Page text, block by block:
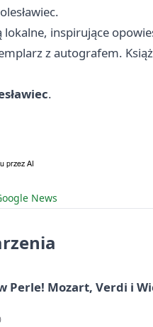
inspirujące
z autografem.
.
News
Perle! Mozart, Verdi i